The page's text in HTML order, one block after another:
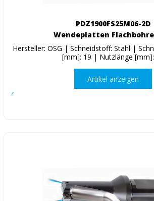
PDZ1900FS25M06-2D
Wendeplatten
Hersteller: OSG | Schneidstoff: Stahl |
[mm]: 19 | Nutzlänge
Artikel anzeigen